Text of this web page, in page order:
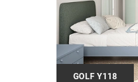
GOLF Y118